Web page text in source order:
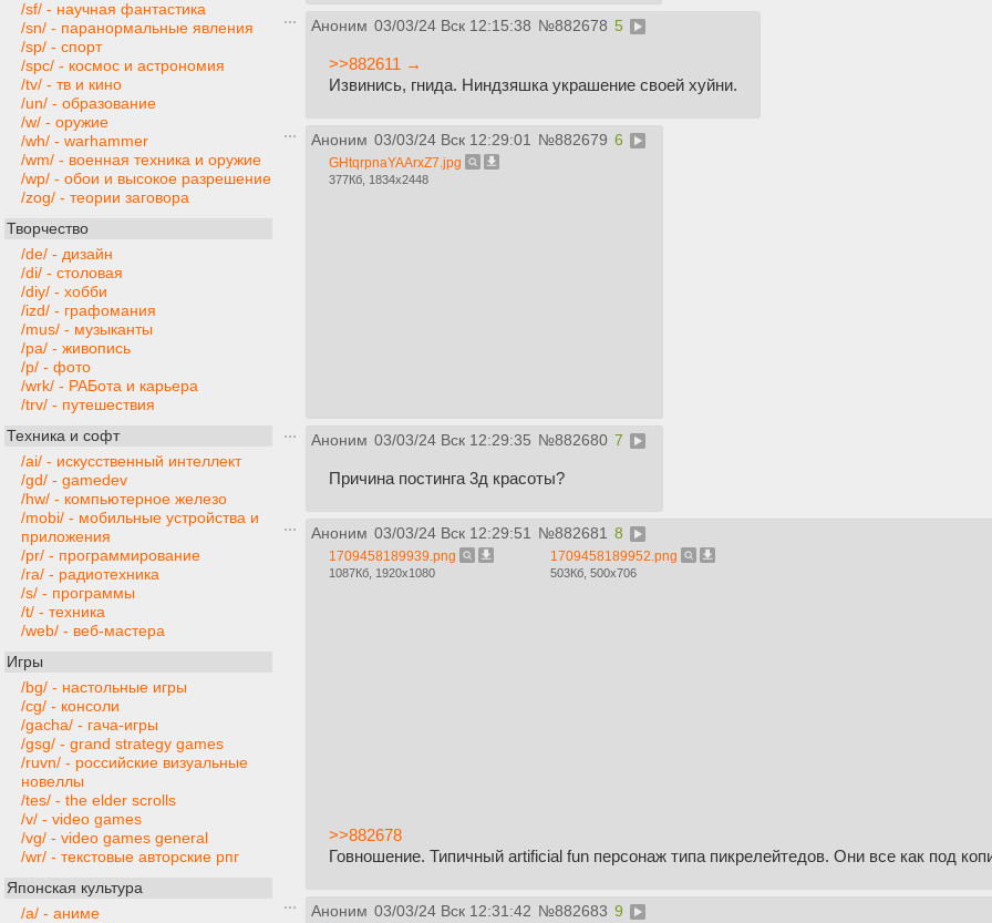
/sf/ - научная фантастика
/sn/ - паранормальные явления
/sp/ - спорт
/spc/ - космос и астрономия
/tv/ - тв и кино
/un/ - образование
/w/ - оружие
/wh/ - warhammer
/wm/ - военная техника и оружие
/wp/ - обои и высокое разрешение
/zog/ - теории заговора
Творчество
/de/ - дизайн
/di/ - столовая
/diy/ - хобби
/izd/ - графомания
/mus/ - музыканты
/pa/ - живопись
/p/ - фото
/wrk/ - РАБота и карьера
/trv/ - путешествия
Техника и софт
/ai/ - искусственный интеллект
/gd/ - gamedev
/hw/ - компьютерное железо
/mobi/ - мобильные устройства и
приложения
/pr/ - программирование
/ra/ - радиотехника
/s/ - программы
/t/ - техника
/web/ - веб-мастера
Игры
/bg/ - настольные игры
/cg/ - консоли
/gacha/ - гача-игры
/gsg/ - grand strategy games
/ruvn/ - российские визуальные
новеллы
/tes/ - the elder scrolls
/v/ - video games
/vg/ - video games general
/wr/ - текстовые авторские рпг
Японская культура
/a/ - аниме
Аноним 03/03/24 Вск 12:15:38 №882678 5
>>882611 →
Извинись, гнида. Ниндзяшка украшение своей хуйни.
Аноним 03/03/24 Вск 12:29:01 №882679 6
GHtqrpnaYAArxZ7.jpg
377Кб, 1834x2448
Аноним 03/03/24 Вск 12:29:35 №882680 7
Причина постинга 3д красоты?
Аноним 03/03/24 Вск 12:29:51 №882681 8
1709458189939.png
1087Кб, 1920x1080
1709458189952.png
503Кб, 500x706
>>882678
Говношение. Типичный artificial fun персонаж типа пикрелейтедов. Они все как под
Аноним 03/03/24 Вск 12:31:42 №882683 9